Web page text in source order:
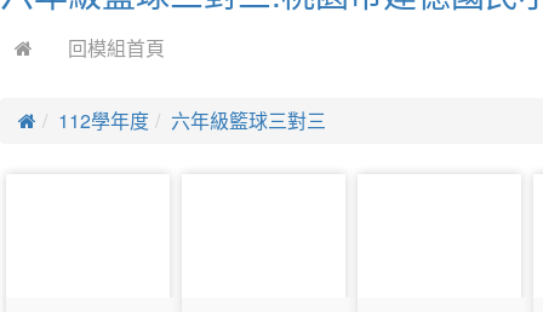
回模組首頁
112學年度 六年級籃球三對三